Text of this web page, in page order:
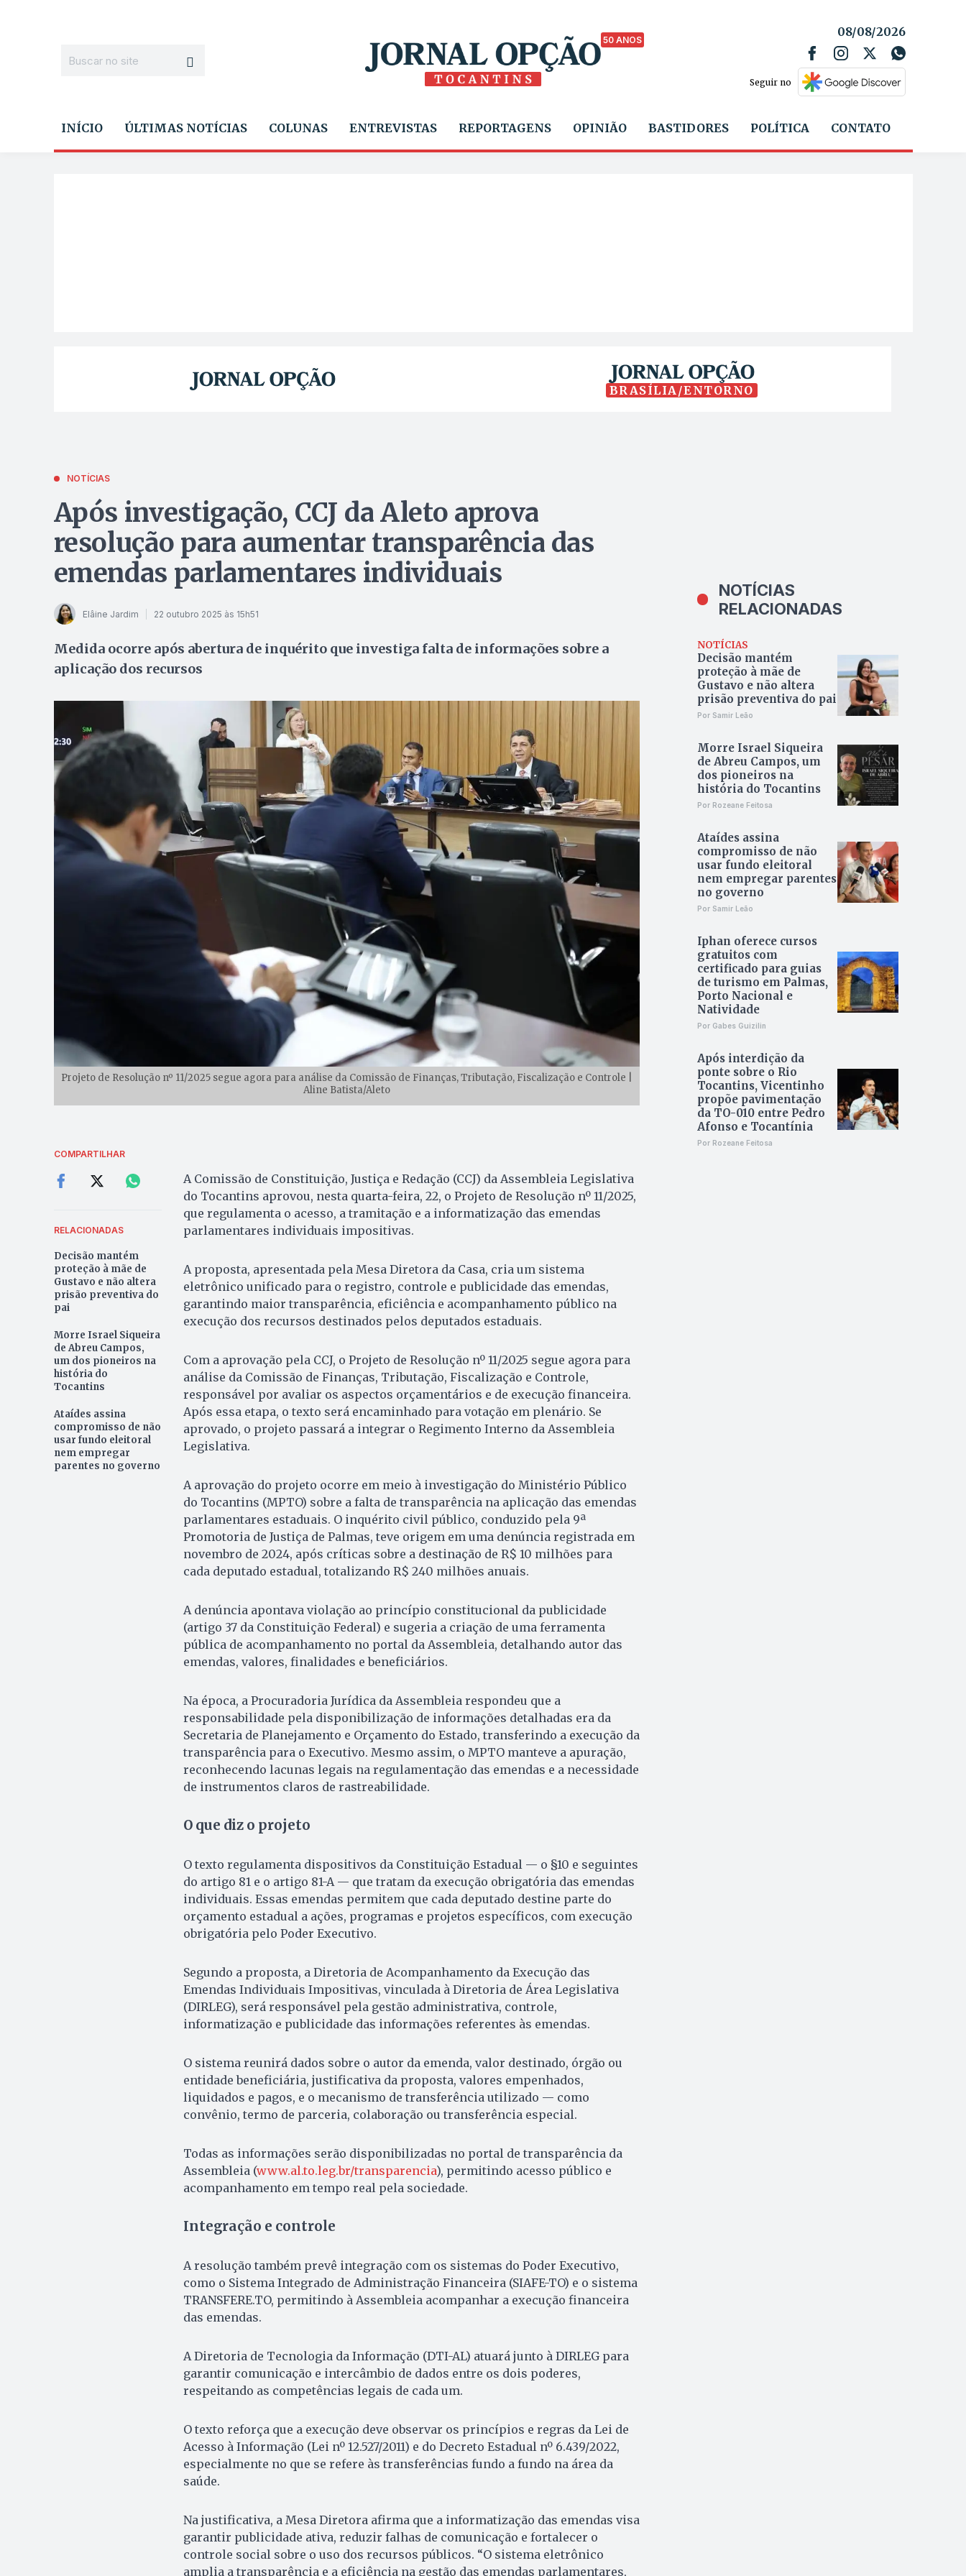
50 ANOS
08/08/2026
Seguir no
INÍCIO ÚLTIMAS NOTÍCIAS COLUNAS ENTREVISTAS REPORTAGENS OPINIÃO BASTIDORES POLÍTICA CONTATO
BRASÍLIA/ENTORNO
NOTÍCIAS
Após investigação, CCJ da Aleto aprova
resolução para aumentar transparência das
emendas parlamentares individuais
Elâine Jardim 22 outubro 2025 às 15h51
Medida ocorre após abertura de inquérito que investiga falta de informações sobre a
aplicação dos recursos
Projeto de Resolução nº 11/2025 segue agora para análise da Comissão de Finanças, Tributação, Fiscalização e Controle |
Aline Batista/Aleto
COMPARTILHAR
RELACIONADAS
Decisão mantém
proteção à mãe de
Gustavo e não altera
prisão preventiva do
pai
Morre Israel Siqueira
de Abreu Campos,
um dos pioneiros na
história do
Tocantins
Ataídes assina
compromisso de não
usar fundo eleitoral
nem empregar
parentes no governo
A Comissão de Constituição, Justiça e Redação (CCJ) da Assembleia Legislativa
do Tocantins aprovou, nesta quarta-feira, 22, o Projeto de Resolução nº 11/2025,
que regulamenta o acesso, a tramitação e a informatização das emendas
parlamentares individuais impositivas.
A proposta, apresentada pela Mesa Diretora da Casa, cria um sistema
eletrônico unificado para o registro, controle e publicidade das emendas,
garantindo maior transparência, eficiência e acompanhamento público na
execução dos recursos destinados pelos deputados estaduais.
Com a aprovação pela CCJ, o Projeto de Resolução nº 11/2025 segue agora para
análise da Comissão de Finanças, Tributação, Fiscalização e Controle,
responsável por avaliar os aspectos orçamentários e de execução financeira.
Após essa etapa, o texto será encaminhado para votação em plenário. Se
aprovado, o projeto passará a integrar o Regimento Interno da Assembleia
Legislativa.
A aprovação do projeto ocorre em meio à investigação do Ministério Público
do Tocantins (MPTO) sobre a falta de transparência na aplicação das emendas
parlamentares estaduais. O inquérito civil público, conduzido pela 9ª
Promotoria de Justiça de Palmas, teve origem em uma denúncia registrada em
novembro de 2024, após críticas sobre a destinação de R$ 10 milhões para
cada deputado estadual, totalizando R$ 240 milhões anuais.
A denúncia apontava violação ao princípio constitucional da publicidade
(artigo 37 da Constituição Federal) e sugeria a criação de uma ferramenta
pública de acompanhamento no portal da Assembleia, detalhando autor das
emendas, valores, finalidades e beneficiários.
Na época, a Procuradoria Jurídica da Assembleia respondeu que a
responsabilidade pela disponibilização de informações detalhadas era da
Secretaria de Planejamento e Orçamento do Estado, transferindo a execução da
transparência para o Executivo. Mesmo assim, o MPTO manteve a apuração,
reconhecendo lacunas legais na regulamentação das emendas e a necessidade
de instrumentos claros de rastreabilidade.
O que diz o projeto
O texto regulamenta dispositivos da Constituição Estadual — o §10 e seguintes
do artigo 81 e o artigo 81-A — que tratam da execução obrigatória das emendas
individuais. Essas emendas permitem que cada deputado destine parte do
orçamento estadual a ações, programas e projetos específicos, com execução
obrigatória pelo Poder Executivo.
Segundo a proposta, a Diretoria de Acompanhamento da Execução das
Emendas Individuais Impositivas, vinculada à Diretoria de Área Legislativa
(DIRLEG), será responsável pela gestão administrativa, controle,
informatização e publicidade das informações referentes às emendas.
O sistema reunirá dados sobre o autor da emenda, valor destinado, órgão ou
entidade beneficiária, justificativa da proposta, valores empenhados,
liquidados e pagos, e o mecanismo de transferência utilizado — como
convênio, termo de parceria, colaboração ou transferência especial.
Todas as informações serão disponibilizadas no portal de transparência da
Assembleia (www.al.to.leg.br/transparencia), permitindo acesso público e
acompanhamento em tempo real pela sociedade.
Integração e controle
A resolução também prevê integração com os sistemas do Poder Executivo,
como o Sistema Integrado de Administração Financeira (SIAFE-TO) e o sistema
TRANSFERE.TO, permitindo à Assembleia acompanhar a execução financeira
das emendas.
A Diretoria de Tecnologia da Informação (DTI-AL) atuará junto à DIRLEG para
garantir comunicação e intercâmbio de dados entre os dois poderes,
respeitando as competências legais de cada um.
O texto reforça que a execução deve observar os princípios e regras da Lei de
Acesso à Informação (Lei nº 12.527/2011) e do Decreto Estadual nº 6.439/2022,
especialmente no que se refere às transferências fundo a fundo na área da
saúde.
Na justificativa, a Mesa Diretora afirma que a informatização das emendas visa
garantir publicidade ativa, reduzir falhas de comunicação e fortalecer o
controle social sobre o uso dos recursos públicos. “O sistema eletrônico
amplia a transparência e a eficiência na gestão das emendas parlamentares,
NOTÍCIAS
RELACIONADAS
NOTÍCIAS
Decisão mantém
proteção à mãe de
Gustavo e não altera
prisão preventiva do pai
Por Samir Leão
Morre Israel Siqueira
de Abreu Campos, um
dos pioneiros na
história do Tocantins
Por Rozeane Feitosa
Ataídes assina
compromisso de não
usar fundo eleitoral
nem empregar parentes
no governo
Por Samir Leão
Iphan oferece cursos
gratuitos com
certificado para guias
de turismo em Palmas,
Porto Nacional e
Natividade
Por Gabes Guizilin
Após interdição da
ponte sobre o Rio
Tocantins, Vicentinho
propõe pavimentação
da TO-010 entre Pedro
Afonso e Tocantínia
Por Rozeane Feitosa